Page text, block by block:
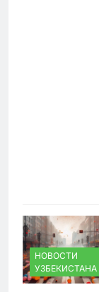
НОВОСТИ
УЗБЕКИСТАНА